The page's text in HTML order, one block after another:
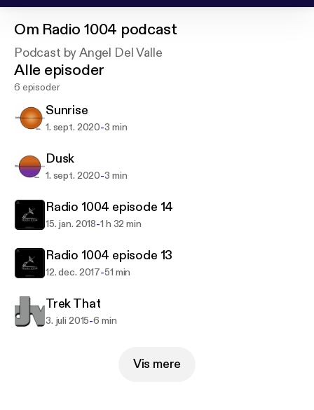
Om Radio 1004 podcast
Podcast by Angel Del Valle
Alle episoder
6 episoder
Sunrise
1. sept. 2020-3 min
Dusk
1. sept. 2020-3 min
Radio 1004 episode 14
15. jan. 2018-1 h 32 min
Radio 1004 episode 13
12. dec. 2017-51 min
Trek That
3. juli 2015-6 min
Vis mere